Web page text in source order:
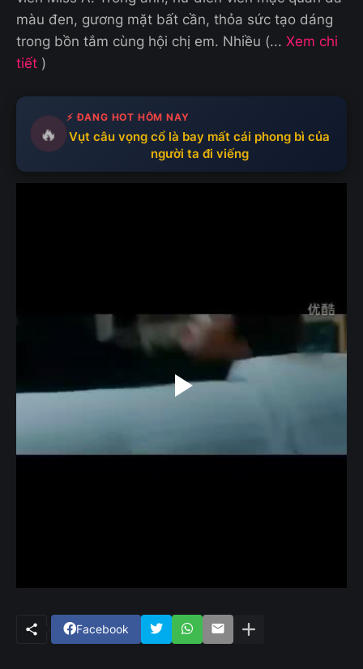
màu đen, gương mặt bất cần, thỏa sức tạo dáng
trong bồn tắm cùng hội chị em. Nhiều (... Xem chi
tiết )
🔥
⚡ ĐANG HOT HÔM NAY
Vụt câu vọng cổ là bay mất cái phong bì của
người ta đi viếng
Facebook